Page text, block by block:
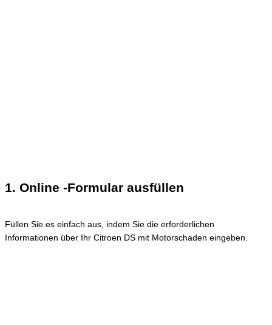
1. Online -Formular ausfüllen
Füllen Sie es einfach aus, indem Sie die erforderlichen
Informationen über Ihr Citroen DS mit Motorschaden eingeben.